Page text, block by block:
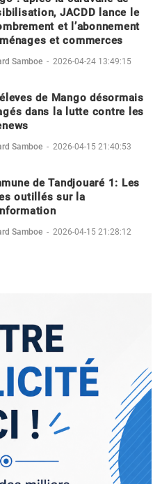
JACDD lance le
et l’abonnement
et commerces
Samboe - 2026-04-24 13:49:15
de Mango désormais
dans la lutte contre les
Samboe - 2026-04-15 21:40:53
de Tandjouaré 1: Les
outillés sur la
Samboe - 2026-04-15 21:28:12